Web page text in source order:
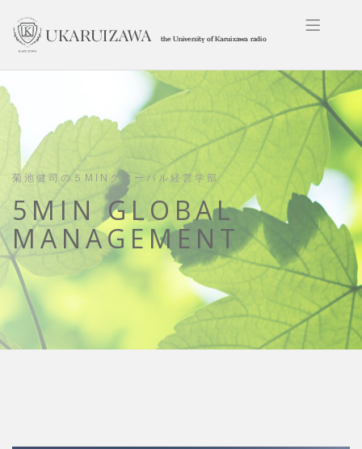
菊池健司の５MINグローバル経営学部
5MIN GLOBAL
MANAGEMENT